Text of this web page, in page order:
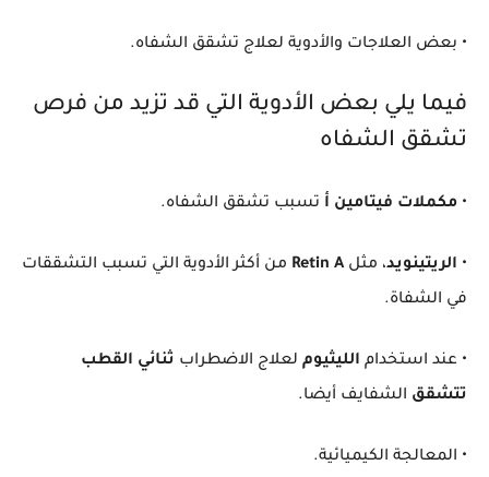
• بعض العلاجات والأدوية لعلاج تشقق الشفاه.
فيما يلي بعض الأدوية التي قد تزيد من فرص
تشقق الشفاه
• مكملات فيتامين أ تسبب تشقق الشفاه.
• الريتينويد، مثلRetin A من أكثر الأدوية التي تسبب التشققات
في الشفاة.
• عند استخدام الليثيوم لعلاج الاضطراب ثنائي القطب
تتشقق الشفايف أيضا.
• المعالجة الكيميائية.